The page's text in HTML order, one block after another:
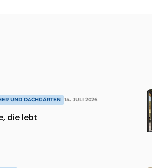
UND DACHGÄRTEN 14. JULI 2026
die lebt